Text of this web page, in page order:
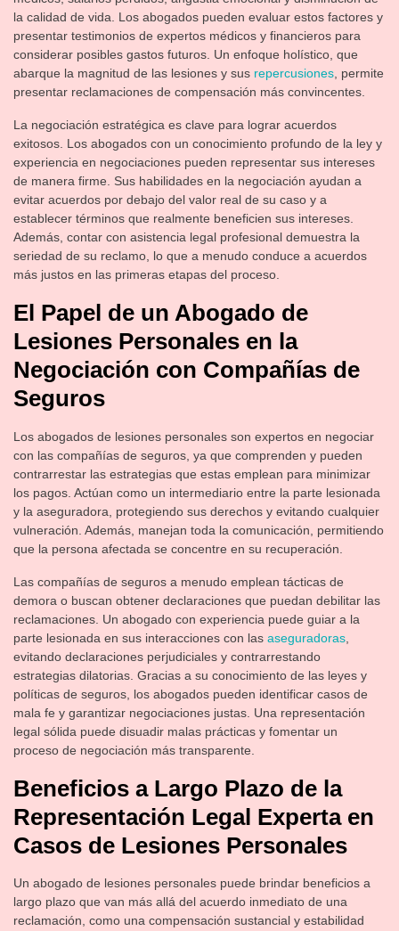
la calidad de vida. Los abogados pueden evaluar estos factores y
presentar testimonios de expertos médicos y financieros para
considerar posibles gastos futuros. Un enfoque holístico, que
abarque la magnitud de las lesiones y sus repercusiones , permite
presentar reclamaciones de compensación más convincentes.
La negociación estratégica es clave para lograr acuerdos
exitosos. Los abogados con un conocimiento profundo de la ley y
experiencia en negociaciones pueden representar sus intereses
de manera firme. Sus habilidades en la negociación ayudan a
evitar acuerdos por debajo del valor real de su caso y a
establecer términos que realmente beneficien sus intereses.
Además, contar con asistencia legal profesional demuestra la
seriedad de su reclamo, lo que a menudo conduce a acuerdos
más justos en las primeras etapas del proceso.
El Papel de un Abogado de
Lesiones Personales en la
Negociación con Compañías de
Seguros
Los abogados de lesiones personales son expertos en negociar
con las compañías de seguros, ya que comprenden y pueden
contrarrestar las estrategias que estas emplean para minimizar
los pagos. Actúan como un intermediario entre la parte lesionada
y la aseguradora, protegiendo sus derechos y evitando cualquier
vulneración. Además, manejan toda la comunicación, permitiendo
que la persona afectada se concentre en su recuperación.
Las compañías de seguros a menudo emplean tácticas de
demora o buscan obtener declaraciones que puedan debilitar las
reclamaciones. Un abogado con experiencia puede guiar a la
parte lesionada en sus interacciones con las aseguradoras
evitando declaraciones perjudiciales y contrarrestando
estrategias dilatorias. Gracias a su conocimiento de las leyes y
políticas de seguros, los abogados pueden identificar casos de
mala fe y garantizar negociaciones justas. Una representación
legal sólida puede disuadir malas prácticas y fomentar un
proceso de negociación más transparente.
Beneficios a Largo Plazo de la
Representación Legal Experta en
Casos de Lesiones Personales
Un abogado de lesiones personales puede brindar beneficios a
largo plazo que van más allá del acuerdo inmediato de una
reclamación, como una compensación sustancial y estabilidad